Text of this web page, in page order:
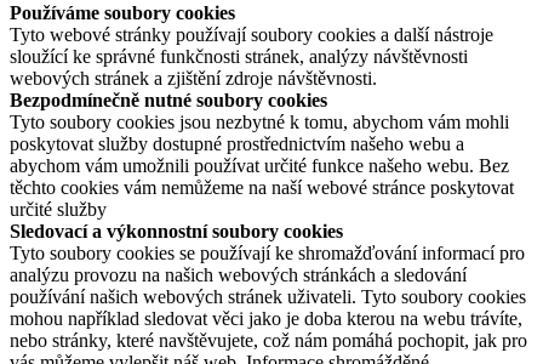
Používáme soubory cookies
Tyto webové stránky používají soubory cookies a další nástroje
sloužící ke správné funkčnosti stránek, analýzy návštěvnosti
webových stránek a zjištění zdroje návštěvnosti.
Bezpodmínečně nutné soubory cookies
Tyto soubory cookies jsou nezbytné k tomu, abychom vám mohli
poskytovat služby dostupné prostřednictvím našeho webu a
abychom vám umožnili používat určité funkce našeho webu. Bez
těchto cookies vám nemůžeme na naší webové stránce poskytovat
určité služby
Sledovací a výkonnostní soubory cookies
Tyto soubory cookies se používají ke shromažďování informací pro
analýzu provozu na našich webových stránkách a sledování
používání našich webových stránek uživateli. Tyto soubory cookies
mohou například sledovat věci jako je doba kterou na webu trávíte,
nebo stránky, které navštěvujete, což nám pomáhá pochopit, jak pro